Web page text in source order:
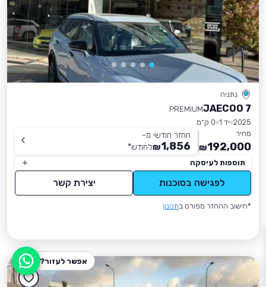
נתניה
JAECOO 7
PREMIUM
2025 יד 1
0 ק״מ
מחיר
192,000
₪
החזר חודשי מ-
1,856
₪לחודש*
תוספות לעיסקה
לפגישה בסוכנות יצירת קשר
*חישוב ההחזר מפורט בתקנון
אפשר לעזור?